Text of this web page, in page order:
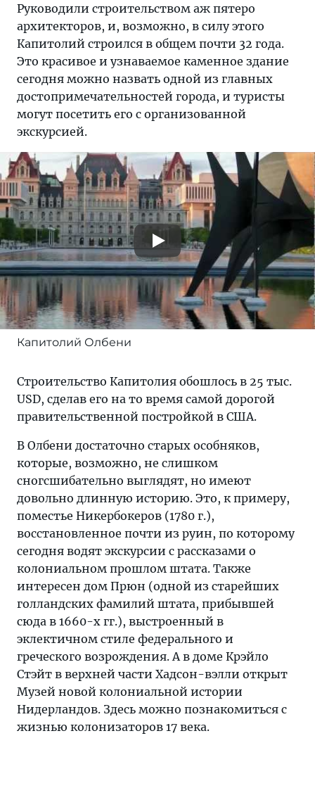
Руководили строительством аж пятеро
архитекторов, и, возможно, в силу этого
Капитолий строился в общем почти 32 года.
Это красивое и узнаваемое каменное здание
сегодня можно назвать одной из главных
достопримечательностей города, и туристы
могут посетить его с организованной
экскурсией.
Капитолий Олбени
Строительство Капитолия обошлось в 25 тыс.
USD, сделав его на то время самой дорогой
правительственной постройкой в США.
В Олбени достаточно старых особняков,
которые, возможно, не слишком
сногсшибательно выглядят, но имеют
довольно длинную историю. Это, к примеру,
поместье Никербокеров (1780 г.),
восстановленное почти из руин, по которому
сегодня водят экскурсии с рассказами о
колониальном прошлом штата. Также
интересен дом Прюн (одной из старейших
голландских фамилий штата, прибывшей
сюда в 1660-х гг.), выстроенный в
эклектичном стиле федерального и
греческого возрождения. А в доме Крэйло
Стэйт в верхней части Хадсон-вэлли открыт
Музей новой колониальной истории
Нидерландов. Здесь можно познакомиться с
жизнью колонизаторов 17 века.